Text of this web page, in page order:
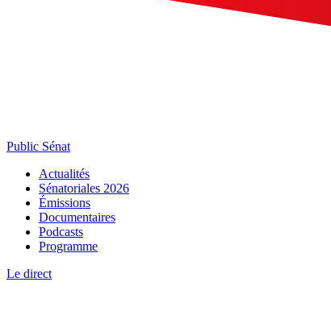
Public Sénat
Actualités
Sénatoriales 2026
Émissions
Documentaires
Podcasts
Programme
Le direct